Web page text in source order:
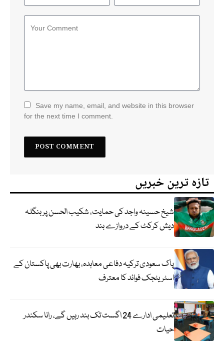
Save my name, email, and website in this browser
for the next time I comment.
تازہ ترین خبریں
شیخ حسینہ واجد کی حمایت، شکیب الحسن پر بنگلہ
دیش کرکٹ کے دروازے بند
پاک سعودی ترکیہ دفاعی معاہدہ، بھارت بھی پاکستان کے
اسٹریٹجک فوائد کا معترف
تعلیمی ادارے 24 اگست تک بند رہیں گے، رانا سکندر
حیات